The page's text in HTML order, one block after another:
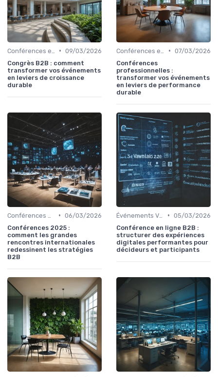
• 09/03/2026
Congrès B2B : comment
transformer vos événements
en leviers de croissance
durable
• 07/03/2026
Conférences
professionnelles :
transformer vos événements
en leviers de performance
durable
• 06/03/2026
Conférences 2025 :
comment les grandes
rencontres internationales
redessinent les stratégies
B2B
• 05/03/2026
Conférence en ligne B2B :
structurer des expériences
digitales performantes pour
décideurs et participants